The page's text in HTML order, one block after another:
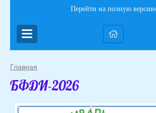
Перейти на полную версию
Главная
БФДИ-2026